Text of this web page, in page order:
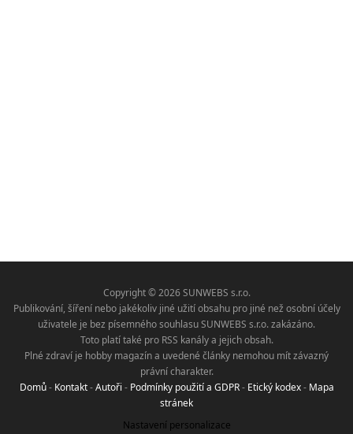
Copyright © 2026 SUNWEBS s.r.o.
Publikování, šíření nebo jakékoliv jiné užití obsahu pro jiné než osobní účely
uživatele je bez písemného souhlasu SUNWEBS s.r.o. zakázáno.
Toto platí také pro RSS kanály a jejich obsah.
Plné zdraví je hobby magazín a uvedené články nemohou mít závazný
právní charakter.
Domů- Kontakt-Autoři - Podmínky použití a GDPR- Etický kodex- Mapa
stránek
Nastavení personalizace